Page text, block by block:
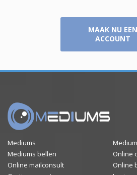
MAAK NU EEN
ACCOUNT
Mediums
Mediums bellen
Online
Online mailconsult
Online